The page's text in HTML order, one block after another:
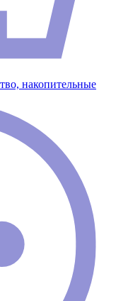
накопительные